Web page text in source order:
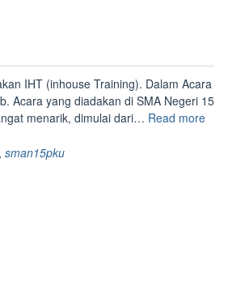
IHT (inhouse Training). Dalam Acara
Acara yang diadakan di SMA Negeri 15
menarik, dimulai dari… Read more“IHT
, sman15pku